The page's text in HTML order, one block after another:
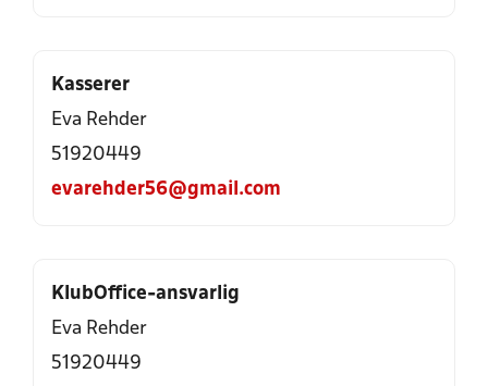
Kasserer
Eva Rehder
51920449
evarehder56@gmail.com
KlubOffice-ansvarlig
Eva Rehder
51920449